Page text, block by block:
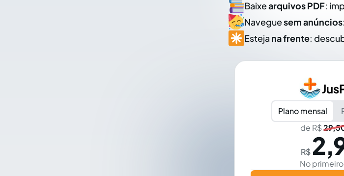
Baixearquivos PDF:
Naveguesem anúncios
Esteja na frente:
Plano mensal
de R$
R$
No